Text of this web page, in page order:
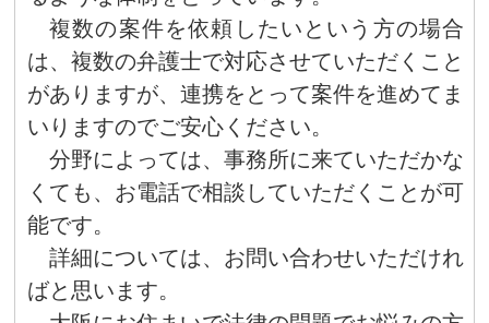
複数の案件を依頼したいという方の場合
は、複数の弁護士で対応させていただくこと
がありますが、連携をとって案件を進めてま
いりますのでご安心ください。
分野によっては、事務所に来ていただかな
くても、お電話で相談していただくことが可
能です。
詳細については、お問い合わせいただけれ
ばと思います。